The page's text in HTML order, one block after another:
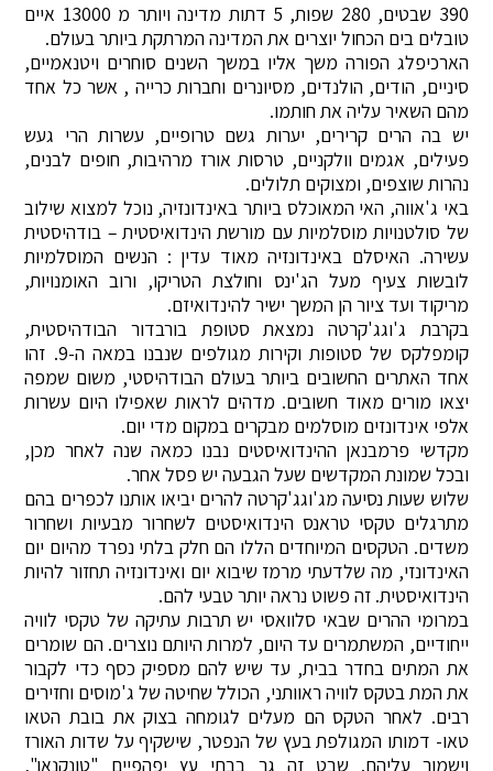
390 שבטים, 280 שפות, 5 דתות מדינה ויותר מ 13000 איים
טובלים בים הכחול יוצרים את המדינה המרתקת ביותר בעולם.
הארכיפלג הפורה משך אליו במשך השנים סוחרים ויטנאמיים,
סיניים, הודים, הולנדים, מסיונרים וחברות כרייה , אשר כל אחד
מהם השאיר עליה את חותמו.
יש בה הרים קרירים, יערות גשם טרופיים, עשרות הרי געש
פעילים, אגמים וולקניים, טרסות אורז מרהיבות, חופים לבנים,
נהרות שוצפים, ומצוקים תלולים.
באי ג'אווה, האי המאוכלס ביותר באינדונזיה, נוכל למצוא שילוב
של סולטנויות מוסלמיות עם מורשת הינדואיסטית – בודהיסטית
עשירה. האיסלם באינדונזיה מאוד עדין : הנשים המוסלמיות
לובשות צעיף מעל הג'ינס וחולצת הטריקו, ורוב האומנויות,
מריקוד ועד ציור הן המשך ישיר להינדואיזם.
בקרבת ג'וגג'קרטה נמצאת סטופת בורבדור הבודהיסטית,
קומפלקס של סטופות וקירות מגולפים שנבנו במאה ה-9. זהו
אחד האתרים החשובים ביותר בעולם הבודהיסטי, משום שמפה
יצאו מורים מאוד חשובים. מדהים לראות שאפילו היום עשרות
אלפי אינדונזים מוסלמים מבקרים במקום מדי יום.
מקדשי פרמבנאן ההינדואיסטים נבנו כמאה שנה לאחר מכן,
ובכל שמונת המקדשים שעל הגבעה יש פסל אחר.
שלוש שעות נסיעה מג'וגג'קרטה להרים יביאו אותנו לכפרים בהם
מתרגלים טקסי טראנס הינדואיסטים לשחרור מבעיות ושחרור
משדים. הטקסים המיוחדים הללו הם חלק בלתי נפרד מהיום יום
האינדונזי, מה שלדעתי מרמז שיבוא יום ואינדונזיה תחזור להיות
הינדואיסטית. זה פשוט נראה יותר טבעי להם.
במרומי ההרים שבאי סלוואסי יש תרבות עתיקה של טקסי לוויה
ייחודיים, המשתמרים עד היום, למרות היותם נוצרים. הם שומרים
את המתים בחדר בבית, עד שיש להם מספיק כסף כדי לקבור
את המת בטקס לוויה ראוותני, הכולל שחיטה של ג'מוסים וחזירים
רבים. לאחר הטקס הם מעלים לגומחה בצוק את בובת הטאו
טאו- דמותו המגולפת בעץ של הנפטר, שישקיף על שדות האורז
וישמור עליהם. שבט זה גר בבתי עץ יפהפיים "טונקנאן",